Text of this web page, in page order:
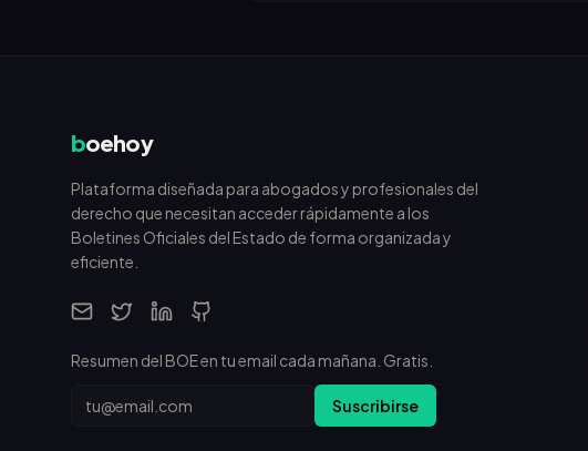
boehoy
Plataforma diseñada para abogados y profesionales del
derecho que necesitan acceder rápidamente a los
Boletines Oficiales del Estado de forma organizada y
eficiente.
Resumen del BOE en tu email cada mañana. Gratis.
Email Suscribirse